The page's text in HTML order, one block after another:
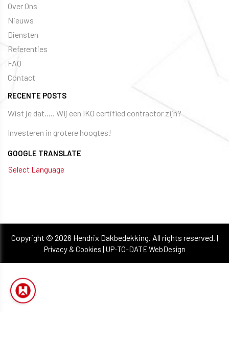
Over Ons
Nieuws
Diensten
Referenties
FAQ
Contact
RECENTE POSTS
Wist je dat..... Wij een IKO certified contractor zijn?
Investeren in grotere hoogtes!
GOOGLE TRANSLATE
Select Language
Copyright © 2026 Hendrix Dakbedekking. All rights reserved. |
Privacy & Cookies | UP-TO-DATE WebDesign